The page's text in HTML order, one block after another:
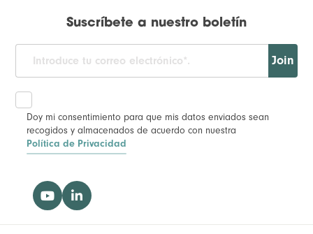
Suscríbete a nuestro boletín
Join
Doy mi consentimiento para que mis datos enviados sean
recogidos y almacenados de acuerdo con nuestra
Política de Privacidad